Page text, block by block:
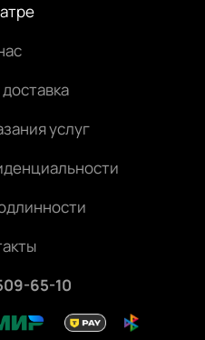
услуг
65-10